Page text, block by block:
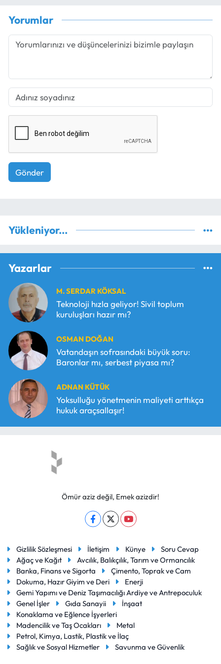
Yorumlar
Gönder
Yükleniyor...
Yazarlar
M. SERDAR KÖKSAL
Teknoloji hızla geliyor! Sivil toplum
kuruluşları hazır mı?
OSMAN DOĞAN
Vatandaşın sofrasındaki büyük soru:
Baronlar mı, serbest piyasa mı?
ADNAN KÜTÜK
Yoksulluğu yönetmenin maliyeti arttıkça
hukuk araçsallaşır!
Ömür aziz değil, Emek azizdir!
Gizlilik Sözleşmesi İletişim Künye
Soru Cevap
Ağaç ve Kağıt
Avcılık, Balıkçılık, Tarım ve Ormancılık
Banka, Finans ve Sigorta
Çimento, Toprak ve Cam
Dokuma, Hazır Giyim ve Deri
Enerji
Gemi Yapımı ve Deniz Taşımacılığı Ardiye ve Antrepoculuk
Genel İşler
Gıda Sanayii
İnşaat
Konaklama ve Eğlence İşyerleri
Madencilik ve Taş Ocakları
Metal
Petrol, Kimya, Lastik, Plastik ve İlaç
Sağlık ve Sosyal Hizmetler
Savunma ve Güvenlik